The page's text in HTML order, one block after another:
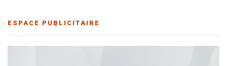
ESPACE PUBLICITAIRE